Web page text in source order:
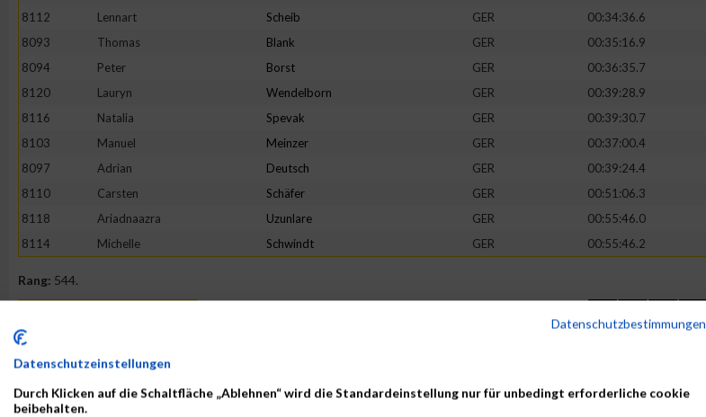
8112
Lennart Scheib GER 00:34:36.6
8093
Thomas Blank GER
00:35:16.9
8094
Peter Borst GER
00:36:35.7
8120
Lauryn Wendelborn GER
00:39:28.9
8116
Natalia Spevak GER
00:39:30.7
8103
Manuel Meinzer GER 00:37:00.4
8097
Adrian Deutsch GER
00:39:24.4
8110
Carsten Schäfer GER
00:51:06.3
8118
Ariadnaazra Uzunlare GER
00:55:46.0
8114
Michelle Schwindt GER 00:55:46.2
Rang: 544.
Hannah Umland
Datenschutzbestimmungen
Datenschutzeinstellungen
Durch Klicken auf die Schaltfläche „Ablehnen“ wird die Standardeinstellung nur für unbedingt erforderliche cookie
beibehalten.